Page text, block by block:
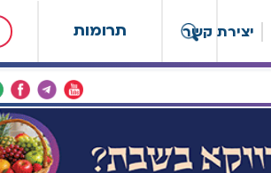
תרומות יצירת קשר